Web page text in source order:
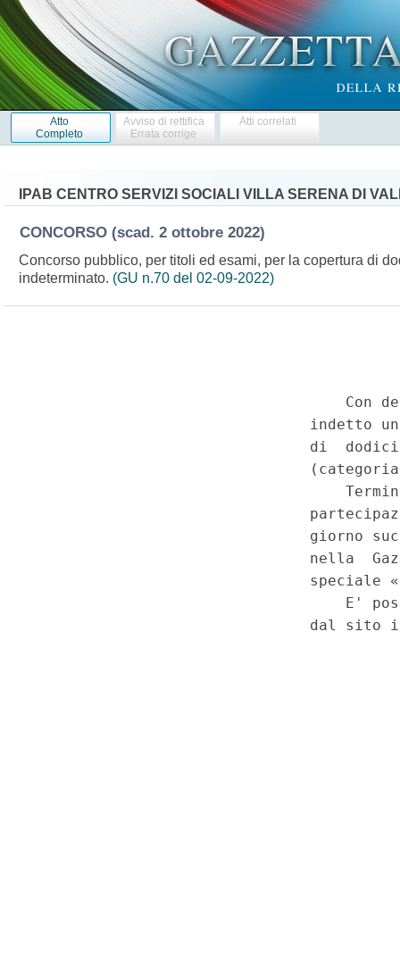
Atto
Completo
Avviso di rettifica
Errata corrige
Atti correlati
IPAB CENTRO SERVIZI SOCIALI VILLA SERENA DI
CONCORSO (scad. 2 ottobre 2022)
Concorso pubblico, per titoli ed esami, per la copertura di
indeterminato. (GU n.70 del 02-09-2022)